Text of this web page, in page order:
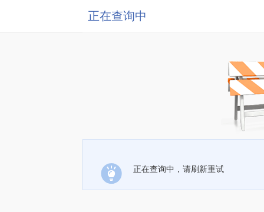
正在查询中
正在查询中，请刷新重试